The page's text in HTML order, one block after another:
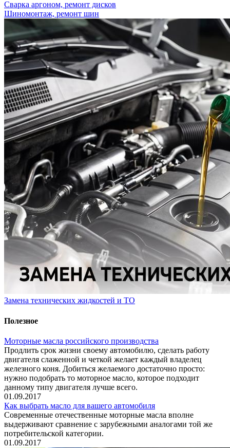
Сварка аргоном, ремонт дисков
Шиномонтаж, ремонт шин
Замена технических жидкостей и ТО
Полезное
Моторные масла российского производства
Продлить срок жизни своему автомобилю, сделать работу
двигателя слаженной и четкой желает каждый владелец
железного коня. Добиться желаемого достаточно просто:
нужно подобрать то моторное масло, которое подходит
данному типу двигателя лучше всего.
01.09.2017
Как выбрать масло для вашего автомобиля
Современные отечественные моторные масла вполне
выдерживают сравнение с зарубежными аналогами той же
потребительской категории.
01.09.2017